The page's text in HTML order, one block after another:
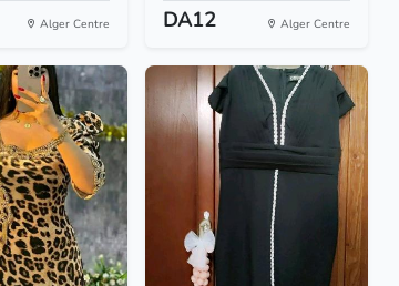
Alger Centre DA12 Alger Centre